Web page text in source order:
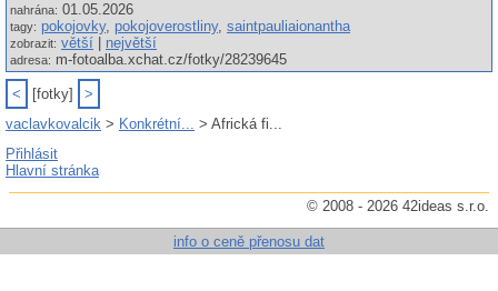
nahrána: 01.05.2026
tagy: pokojovky, pokojoverostliny, saintpauliaionantha
zobrazit: větší největší
adresa: m-fotoalba.xchat.cz/fotky/28239645
< [fotky]
>
vaclavkovalcik > Konkrétní... > Africká fi...
Přihlásit
Hlavní stránka
© 2008 - 2026 42ideas s.r.o.
info o ceně přenosu dat